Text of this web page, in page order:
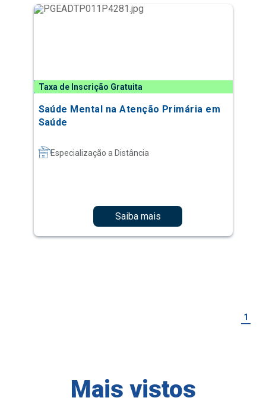
Taxa de Inscrição Gratuita
Saúde Mental na Atenção Primária em
Saúde
Especialização a Distância
Saiba mais
1
Mais vistos